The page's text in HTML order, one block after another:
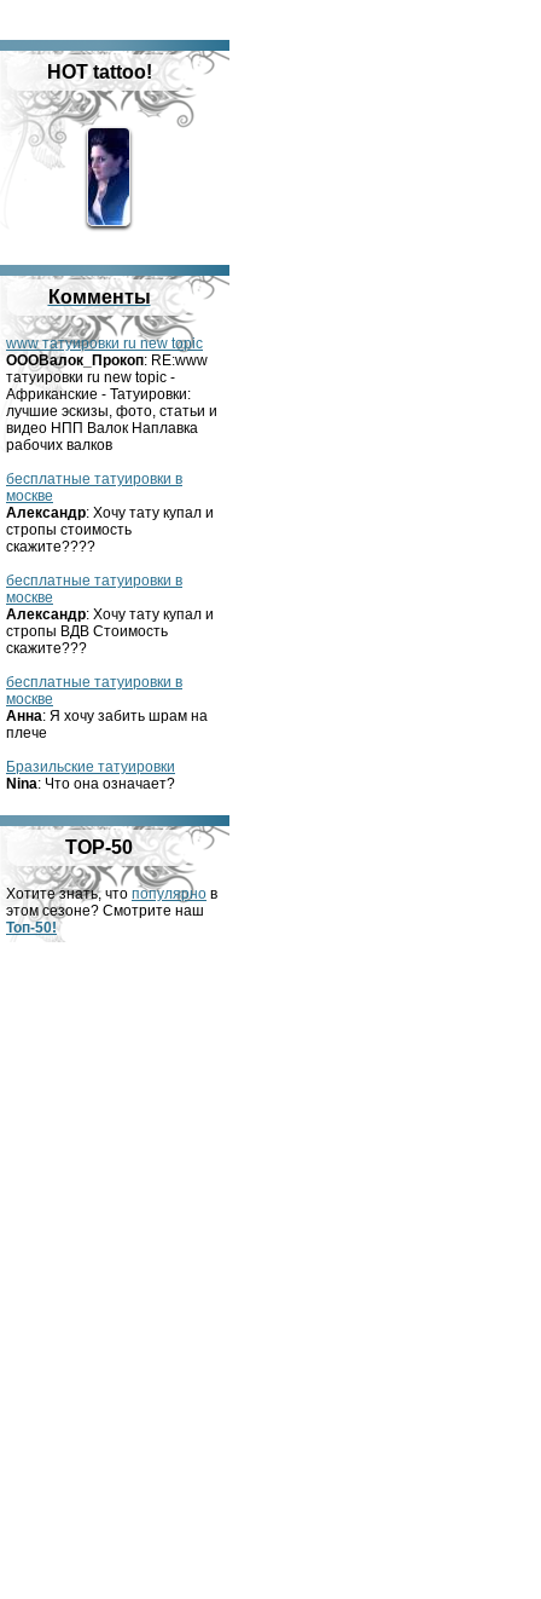
HOT tattoo!
Комменты
www татуировки ru new topic
OOOВалок_Прокоп: RE:www
татуировки ru new topic -
Африканские - Татуировки:
лучшие эскизы, фото, статьи и
видео НПП Валок Наплавка
рабочих валков
бесплатные татуировки в
москве
Александр: Хочу тату купал и
стропы стоимость
скажите????
бесплатные татуировки в
москве
Александр: Хочу тату купал и
стропы ВДВ Стоимость
скажите???
бесплатные татуировки в
москве
Анна: Я хочу забить шрам на
плече
Бразильские татуировки
Nina: Что она означает?
TOP-50
Хотите знать, что популярно в
этом сезоне? Смотрите наш
Топ-50!